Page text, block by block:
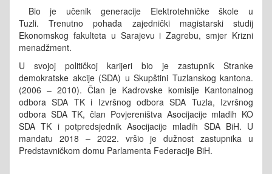
Bio je učenik generacije Elektrotehničke škole u
Tuzli. Trenutno pohađa zajednički magistarski studij
Ekonomskog fakulteta u Sarajevu i Zagrebu, smjer Krizni
menadžment.
U svojoj političkoj karijeri bio je zastupnik Stranke
demokratske akcije (SDA) u Skupštini Tuzlanskog kantona.
(2006 – 2010). Član je Kadrovske komisije Kantonalnog
odbora SDA TK i Izvršnog odbora SDA Tuzla, Izvršnog
odbora SDA TK, član Povjereništva Asocijacije mladih KO
SDA TK i potpredsjednik Asocijacije mladih SDA BiH. U
mandatu 2018 – 2022. vršio je dužnost zastupnika u
Predstavničkom domu Parlamenta Federacije BiH.